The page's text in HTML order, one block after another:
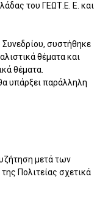
του ΓΕΩΤ.Ε. Ε. και
συστήθηκε
θέματα και
θέματα.
υπάρξει παράλληλη
μετά των
Πολιτείας σχετικά